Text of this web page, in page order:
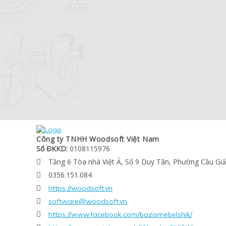
Công ty TNHH Woodsoft Việt Nam
Số ĐKKD: 0108115976
 Tầng 6 Tòa nhà Việt Á, Số 9 Duy Tân, Phường Cầu
 0356.151.084
 https://woodsoft.vn
 software@woodsoft.vn
 https://www.facebook.com/bazismebelshik/